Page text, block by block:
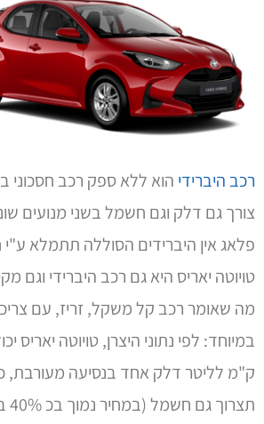
רכב היברידי הוא ללא ספק רכב חסכוני
צורך גם דלק וגם חשמל בשני מנועים
פלאג אין היברידים הסוללה תתמלא
טויוטה יאריס היא גם רכב היברידי וגם
מה שאומר רכב קל משקל, זריז, עם
ק"מ לליטר דלק אחד בנסיעה מעורבת,